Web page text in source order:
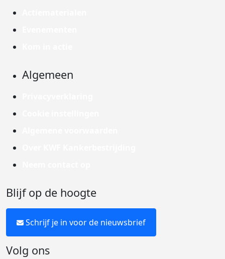
Algemeen
Blijf op de hoogte
Schrijf je in voor de nieuwsbrief
Volg ons